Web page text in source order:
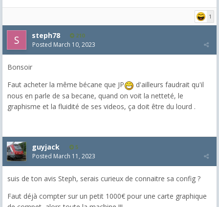
1
steph78 210
Posted March 10, 2023
Bonsoir
Faut acheter la même bécane que JP
d'ailleurs faudrait qu'il
nous en parle de sa becane, quand on voit la netteté, le
graphisme et la fluidité de ses videos, ça doit être du lourd .
guyjack 5
Posted March 11, 2023
suis de ton avis Steph, serais curieux de connaitre sa config ?
Faut déjà compter sur un petit 1000€ pour une carte graphique